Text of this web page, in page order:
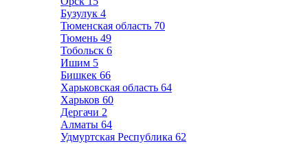
Бузулук 4
Тюменская область 70
Тюмень 49
Тобольск 6
Ишим 5
Бишкек 66
Харьковская область 64
Харьков 60
Дергачи 2
Алматы 64
Удмуртская Республика 62